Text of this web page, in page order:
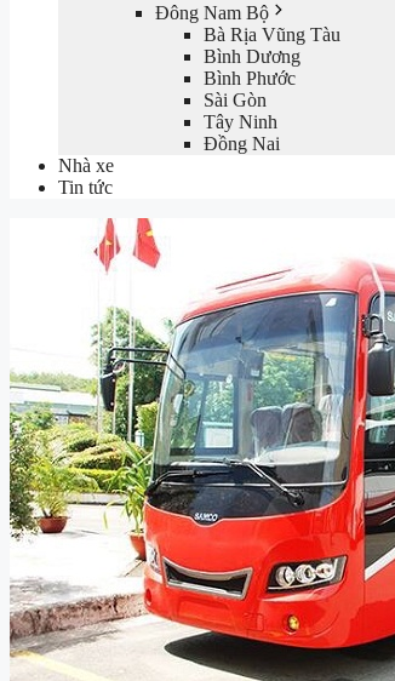
Đông Nam Bộ
Bà Rịa Vũng Tàu
Bình Dương
Bình Phước
Sài Gòn
Tây Ninh
Đồng Nai
Nhà xe
Tin tức